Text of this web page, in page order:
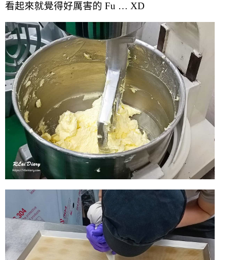
看起來就覺得好厲害的 Fu … XD